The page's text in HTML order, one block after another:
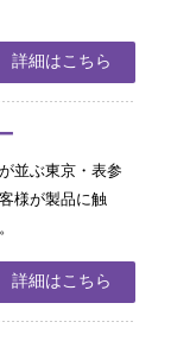
詳細はこちら
並ぶ東京・表参
様が製品に触
詳細はこちら